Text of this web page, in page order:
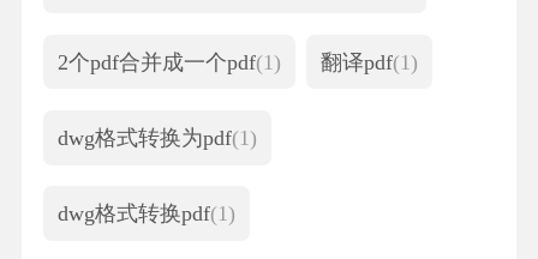
2个pdf合并成一个pdf(1) 翻译pdf(1)
dwg格式转换为pdf(1)
dwg格式转换pdf(1)